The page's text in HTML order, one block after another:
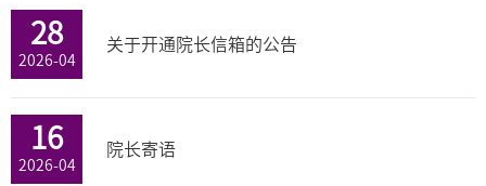
28
2026-04
关于开通院长信箱的公告
16
2026-04
院长寄语